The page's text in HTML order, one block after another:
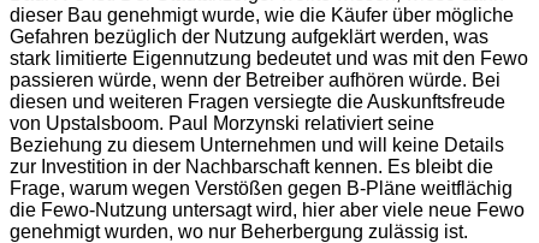
dieser Bau genehmigt wurde, wie die Käufer über mögliche
Gefahren bezüglich der Nutzung aufgeklärt werden, was
stark limitierte Eigennutzung bedeutet und was mit den Fewo
passieren würde, wenn der Betreiber aufhören würde. Bei
diesen und weiteren Fragen versiegte die Auskunftsfreude
von Upstalsboom. Paul Morzynski relativiert seine
Beziehung zu diesem Unternehmen und will keine Details
zur Investition in der Nachbarschaft kennen. Es bleibt die
Frage, warum wegen Verstößen gegen B-Pläne weitflächig
die Fewo-Nutzung untersagt wird, hier aber viele neue Fewo
genehmigt wurden, wo nur Beherbergung zulässig ist.